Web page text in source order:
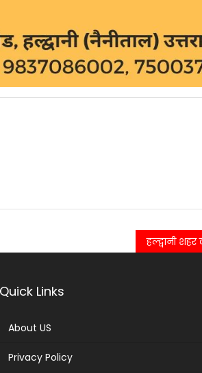
Quick Links
About US
Privacy Policy